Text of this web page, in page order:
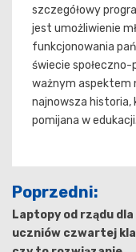
szczegółowy
jest umożliwienie
funkcjonowania
świecie społeczno-
ważnym aspektem
najnowsza
pomijana w edukacji.
Nawigacja
wpisu
Poprzedni:
Laptopy od rządu dla
uczniów czwartej